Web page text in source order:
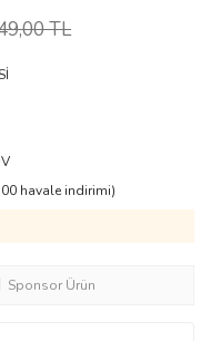
TL
havale indirimi)
Sponsor Ürün